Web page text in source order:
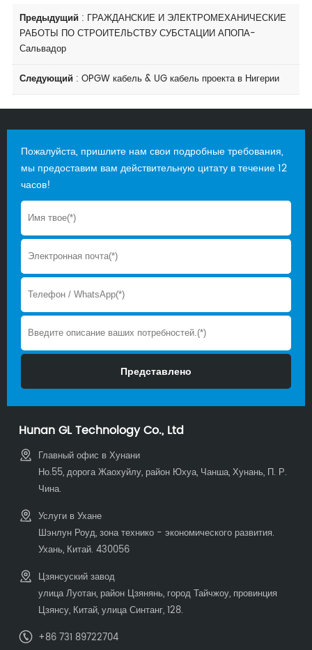
Предыдущий : ГРАЖДАНСКИЕ И ЭЛЕКТРОМЕХАНИЧЕСКИЕ
РАБОТЫ ПО СТРОИТЕЛЬСТВУ СУБСТАЦИИ АПОПА-
Сальвадор
Следующий : OPGW кабель & UG кабель проекта в Нигерии
Пожалуйста, пришлите нам свои подробные требования,
мы предоставим вам действительную цитату в течение 12
часов!
Hunan GL Technology Co., Ltd
Главный офис в Хунани
Но.55, дорога Жаохуйлу, район Юхуа, Чанша, Хунань, П. Р.
Чина.
Услуги в Ухане
Шэнлун Роуд, зона технико - экономического развития.
Ухань, Китай. 430056
Цзянсуский завод
улица Луотан, район Цзянянь, город Тайчжоу, провинция
Цзянсу, Китай, улица Синтанг, 128.
+86 731 89722704